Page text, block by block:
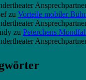
zu Vorteile mobiler
zu Peterchens